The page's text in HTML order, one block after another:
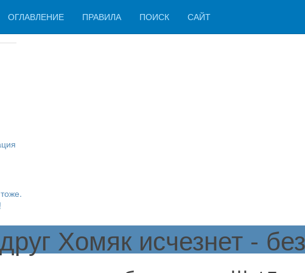
ОГЛАВЛЕНИЕ ПРАВИЛА ПОИСК САЙТ
Хомяк исчезнет -